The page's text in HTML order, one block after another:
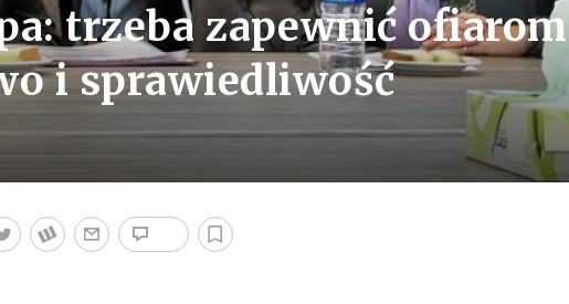
trzeba zapewnić ofiarom
i sprawiedliwość